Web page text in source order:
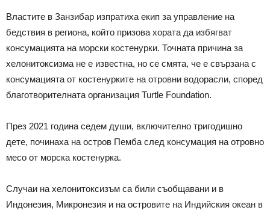
Властите в Занзибар изпратиха екип за управление на
бедствия в региона, който призова хората да избягват
консумацията на морски костенурки. Точната причина за
хелонитоксизма не е известна, но се смята, че е свързана с
консумацията от костенурките на отровни водорасли, според
благотворителната организация Turtle Foundation.
През 2021 година седем души, включително тригодишно
дете, починаха на остров Пемба след консумация на отровно
месо от морска костенурка.
Случаи на хелонитоксизъм са били съобщавани и в
Индонезия, Микронезия и на островите на Индийския океан в